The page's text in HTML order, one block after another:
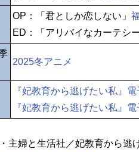
OP：「君としか恋しない」
ED：「アリバイなカーテシー
2025冬アニメ
『妃教育から逃げたい私』電
『妃教育から逃げたい私』
主婦と生活社／妃教育から逃